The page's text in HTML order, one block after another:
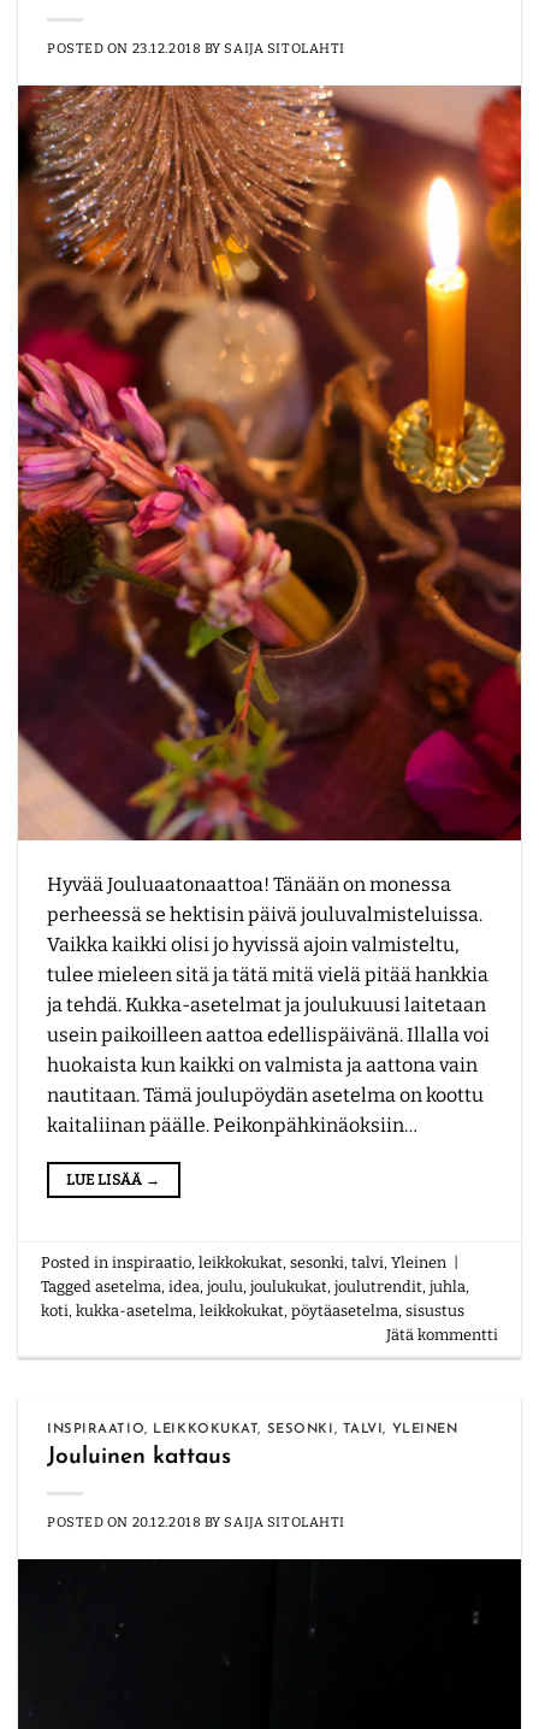
POSTED ON 23.12.2018 BYSAIJA SITOLAHTI
Hyvää Jouluaatonaattoa! Tänään on monessa
perheessä se hektisin päivä jouluvalmisteluissa.
Vaikka kaikki olisi jo hyvissä ajoin valmisteltu,
tulee mieleen sitä ja tätä mitä vielä pitää hankkia
ja tehdä. Kukka-asetelmat ja joulukuusi laitetaan
usein paikoilleen aattoa edellispäivänä. Illalla voi
huokaista kun kaikki on valmista ja aattona vain
nautitaan. Tämä joulupöydän asetelma on koottu
kaitaliinan päälle. Peikonpähkinäoksiin…
LUE LISÄÄ →
Posted ininspiraatio,leikkokukat,sesonki,talvi,Yleinen |
Taggedasetelma,idea,joulu,joulukukat,joulutrendit,juhla,
koti,kukka-asetelma,leikkokukat,pöytäasetelma,sisustus
Jätä kommentti
INSPIRAATIO, LEIKKOKUKAT, SESONKI, TALVI, YLEINEN
Jouluinen kattaus
POSTED ON 20.12.2018 BYSAIJA SITOLAHTI